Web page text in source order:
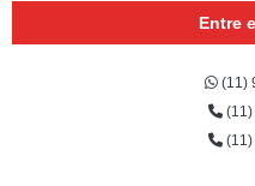
Entre
(11)